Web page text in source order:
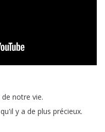
de notre vie.
qu'il y a de plus précieux.